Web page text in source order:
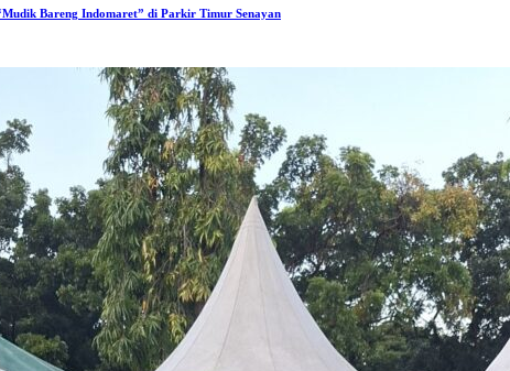
Bareng Indomaret” di Parkir Timur Senayan